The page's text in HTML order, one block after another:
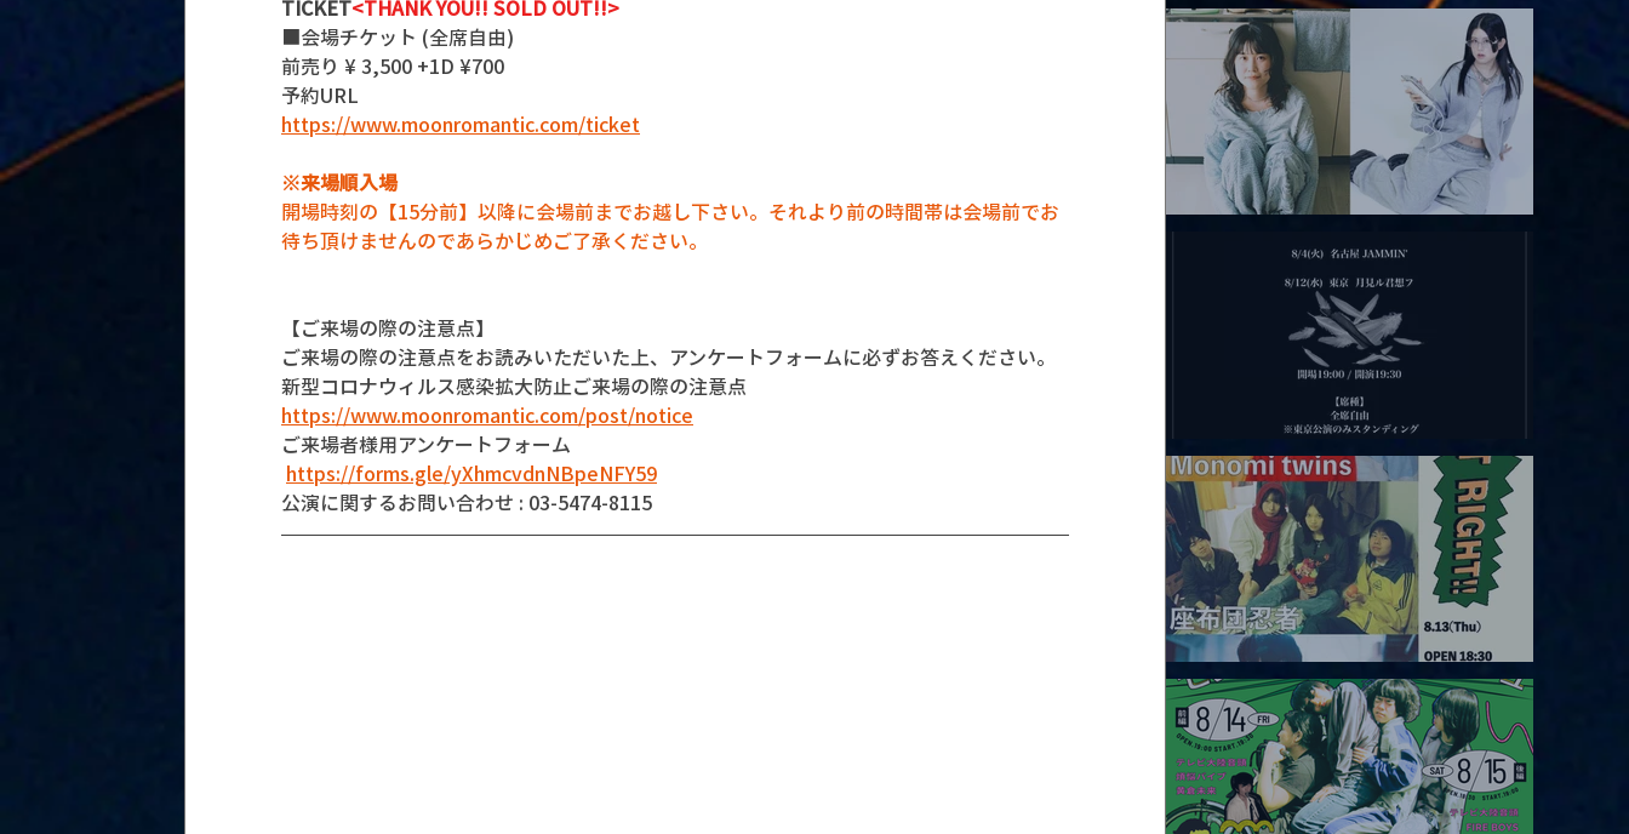
TICKET<THANK YOU!! SOLD OUT!!>
■会場チケット (全席自由)
前売り ¥ 3,500 +1D ¥700
予約URL
https://www.moonromantic.com/ticket
※来場順入場
開場時刻の【15分前】以降に会場前までお越し下さい。それより前の時間帯は会場前でお
待ち頂けませんのであらかじめご了承ください。
【ご来場の際の注意点】
ご来場の際の注意点をお読みいただいた上、アンケートフォームに必ずお答えください。
新型コロナウィルス感染拡大防止ご来場の際の注意点
https://www.moonromantic.com/post/notice
ご来場者様用アンケートフォーム
https://forms.gle/yXhmcvdnNBpeNFY59
公演に関するお問い合わせ : 03-5474-8115
アコースティックviolence POPとテニスコーツ」
2026.08.12 |【観覧】田澤孝介 ソロワンマン 「Ballad Box 2026」
2026.08.13 |【観覧】JUST RIGHT!! vol.26